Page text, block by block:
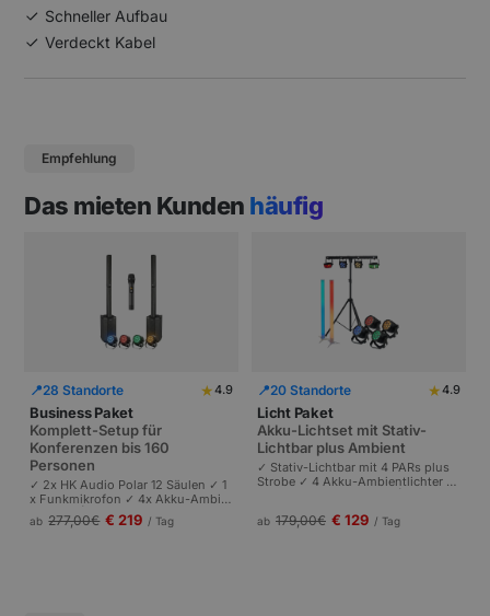
Schneller Aufbau
Verdeckt Kabel
Empfehlung
Das mieten Kunden häufig
📍28 Standorte ★4.9
Business Paket
Komplett-Setup für
Konferenzen bis 160
Personen
✓ 2x HK Audio Polar 12 Säulen ✓ 1
x Funkmikrofon ✓ 4x Akku-Ambie
ntlichter | Komplettes Setup für Ta
gungen und Pressekonferenzen |
ab 277,00€ € 219 / Tag
📍20 Standorte ★4.9
Licht Paket
Akku-Lichtset mit Stativ-
Lichtbar plus Ambient
✓ Stativ-Lichtbar mit 4 PARs plus
Strobe ✓ 4 Akku-Ambientlichter ✓
ersonen.
ab 179,00€ € 129 / Tag